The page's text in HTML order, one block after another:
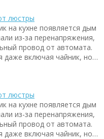
люстры
на кухне появляется дым
из-за перенапряжения,
провод от автомата.
даже включая чайник, но…
люстры
на кухне появляется дым
из-за перенапряжения,
провод от автомата.
даже включая чайник, но…